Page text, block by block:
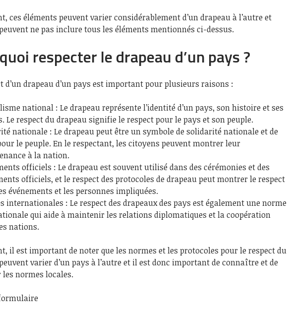
ces éléments peuvent varier considérablement d’un drapeau à l’autre et
ne pas inclure tous les éléments mentionnés ci-dessus.
respecter le drapeau d’un pays ?
d’un drapeau d’un pays est important pour plusieurs raisons :
national : Le drapeau représente l’identité d’un pays, son histoire et ses
Le respect du drapeau signifie le respect pour le pays et son peuple.
nationale : Le drapeau peut être un symbole de solidarité nationale et de
le peuple. En le respectant, les citoyens peuvent montrer leur
à la nation.
officiels : Le drapeau est souvent utilisé dans des cérémonies et des
officiels, et le respect des protocoles de drapeau peut montrer le respect
événements et les personnes impliquées.
internationales : Le respect des drapeaux des pays est également une norme
qui aide à maintenir les relations diplomatiques et la coopération
nations.
il est important de noter que les normes et les protocoles pour le respect du
varier d’un pays à l’autre et il est donc important de connaître et de
les normes locales.